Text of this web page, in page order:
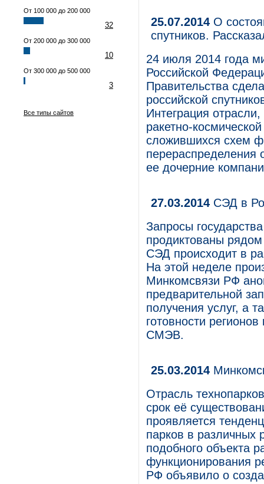
От 100 000 до 200 000
32
От 200 000 до 300 000
10
От 300 000 до 500 000
3
Все типы сайтов
25.07.2014 О
спутников.
24 июля 2014 года
Российской
Правительства
российской
Интеграция
ракетно-
сложившихся схем
перераспределения
ее дочерние
27.03.2014 СЭД в
Запросы
продиктованы
СЭД происходит в
На этой неделе
Минкомсвязи РФ
предварительной
получения услуг, а
готовности
СМЭВ.
25.03.2014
Отрасль
срок её
проявляется
парков в различных
подобного объекта
функционирования
РФ объявило о